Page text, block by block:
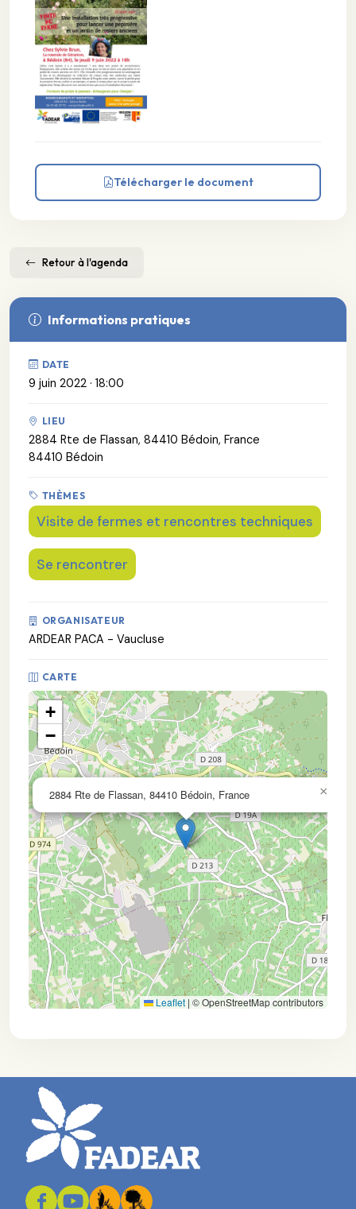
Télécharger le document
Retour à l'agenda
Informations pratiques
DATE
9 juin 2022 · 18:00
LIEU
2884 Rte de Flassan, 84410 Bédoin, France
84410 Bédoin
THÈMES
Visite de fermes et rencontres techniques
Se rencontrer
ORGANISATEUR
ARDEAR PACA - Vaucluse
CARTE
2884 Rte de Flassan, 84410 Bédoin, France ×
+
−
Leaflet | © OpenStreetMap contributors